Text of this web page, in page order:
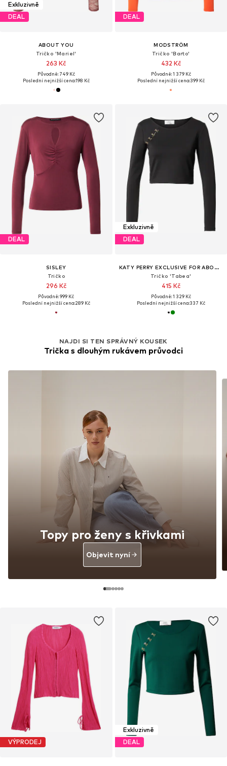
Exkluzivně
DEAL
ABOUT YOU
Tričko 'Mariel'
263 Kč
Původně: 749 Kč
Poslední nejnižší cena:198 Kč
DEAL
MODSTRÖM
Tričko 'Barto'
432 Kč
Původně: 1 379 Kč
Poslední nejnižší cena:399 Kč
DEAL
SISLEY
Tričko
296 Kč
Původně: 999 Kč
Poslední nejnižší cena:289 Kč
Exkluzivně
DEAL
KATY PERRY EXCLUSIVE FOR ABOUT YOU
Tričko 'Tabea'
415 Kč
Původně: 1 329 Kč
Poslední nejnižší cena:337 Kč
VÝPRODEJ
Exkluzivně
DEAL
NAJDI SI TEN SPRÁVNÝ KOUSEK
Trička s dlouhým rukávem průvodci
Topy pro ženy s křivkami
Objevit nyní